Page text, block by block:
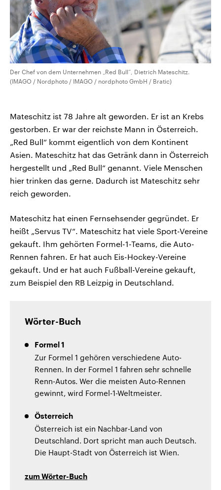
Der Chef von dem Unternehmen „Red Bull“, Dietrich Mateschitz.
(IMAGO / Nordphoto / IMAGO / nordphoto GmbH / Bratic)
Mateschitz ist 78 Jahre alt geworden. Er ist an Krebs
gestorben. Er war der reichste Mann in Österreich.
„Red Bull“ kommt eigentlich von dem Kontinent
Asien. Mateschitz hat das Getränk dann in Österreich
hergestellt und „Red Bull“ genannt. Viele Menschen
hier trinken das gerne. Dadurch ist Mateschitz sehr
reich geworden.
Mateschitz hat einen Fernsehsender gegründet. Er
heißt „Servus TV“. Mateschitz hat viele Sport-Vereine
gekauft. Ihm gehörten Formel-1-Teams, die Auto-
Rennen fahren. Er hat auch Eis-Hockey-Vereine
gekauft. Und er hat auch Fußball-Vereine gekauft,
zum Beispiel den RB Leizpig in Deutschland.
Wörter-Buch
Formel 1
Zur Formel 1 gehören verschiedene Auto-
Rennen. In der Formel 1 fahren sehr schnelle
Renn-Autos. Wer die meisten Auto-Rennen
gewinnt, wird Formel-1-Weltmeister.
Österreich
Österreich ist ein Nachbar-Land von
Deutschland. Dort spricht man auch Deutsch.
Die Haupt-Stadt von Österreich ist Wien.
zum Wörter-Buch